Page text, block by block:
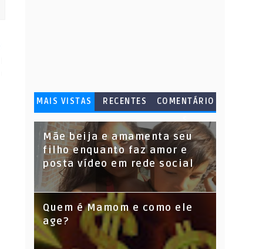
MAIS VISTAS RECENTES
COMENTÁRIO
S
Mãe beija e amamenta seu
filho enquanto faz amor e
posta vídeo em rede social
Quem é Mamom e como ele
age?